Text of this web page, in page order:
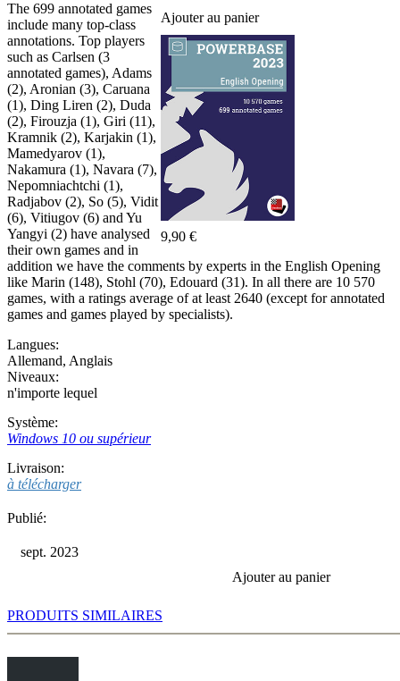
Ajouter au panier
9,90 €
The 699 annotated games
include many top-class
annotations. Top players
such as Carlsen (3
annotated games), Adams
(2), Aronian (3), Caruana
(1), Ding Liren (2), Duda
(2), Firouzja (1), Giri (11),
Kramnik (2), Karjakin (1),
Mamedyarov (1),
Nakamura (1), Navara (7),
Nepomniachtchi (1),
Radjabov (2), So (5), Vidit
(6), Vitiugov (6) and Yu
Yangyi (2) have analysed
their own games and in
addition we have the comments by experts in the English Opening
like Marin (148), Stohl (70), Edouard (31). In all there are 10 570
games, with a ratings average of at least 2640 (except for annotated
games and games played by specialists).
Langues:
Allemand, Anglais
Niveaux:
n'importe lequel
Système:
Windows 10 ou supérieur
Livraison:
à télécharger
Publié:
sept. 2023
Ajouter au panier
PRODUITS SIMILAIRES